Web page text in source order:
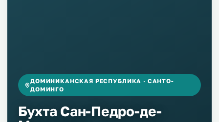
ДОМИНИКАНСКАЯ РЕСПУБЛИКА · САНТО-
ДОМИНГО
Бухта Сан-Педро-де-